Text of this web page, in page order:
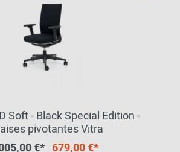
Soft - Black Special Edition -
pivotantes Vitra
€* 679,00 €*